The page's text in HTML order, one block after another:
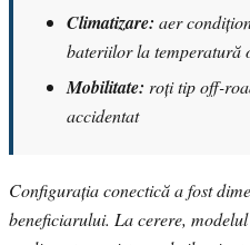
Climatizare: aer
bateriilor la temperatură
Mobilitate: roți tip off-
accidentat
Configurația conectică a fost
beneficiarului. La cerere,